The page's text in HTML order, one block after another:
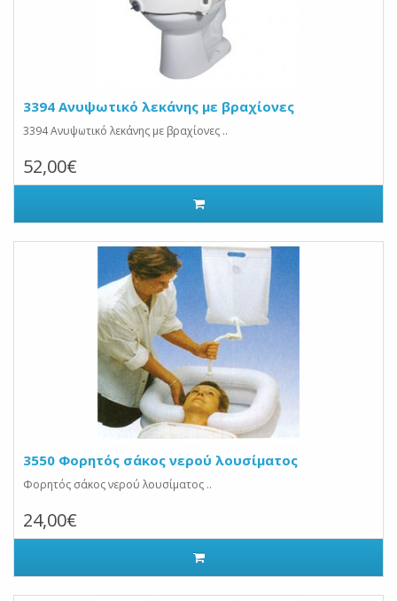
3394 Ανυψωτικό λεκάνης με βραχίονες
3394 Ανυψωτικό λεκάνης με βραχίονες ..
52,00€
3550 Φορητός σάκος νερού λουσίματος
Φορητός σάκος νερού λουσίματος ..
24,00€